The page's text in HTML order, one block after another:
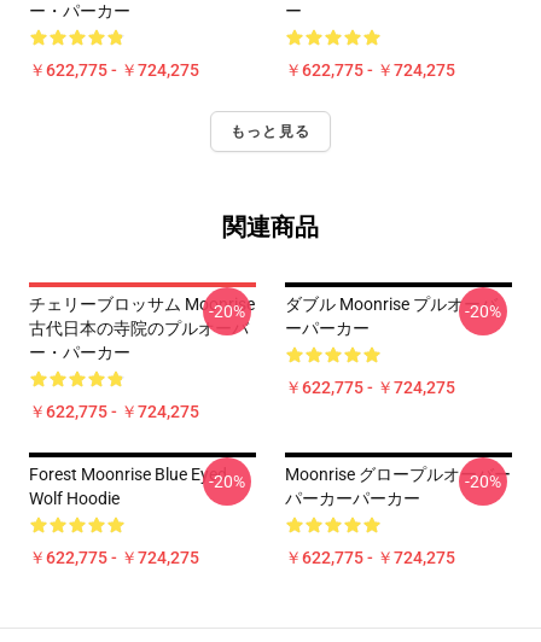
ー・パーカー
￥622,775 - ￥724,275
ー
￥622,775 - ￥724,275
もっと見る
関連商品
チェリーブロッサム Moonrise
古代日本の寺院のプルオーバ
ー・パーカー
￥622,775 - ￥724,275
-20%
ダブル Moonrise プルオーバ
ーパーカー
￥622,775 - ￥724,275
-20%
Forest Moonrise Blue Eyed
Wolf Hoodie
￥622,775 - ￥724,275
-20%
Moonrise グロープルオーバー
パーカーパーカー
￥622,775 - ￥724,275
-20%